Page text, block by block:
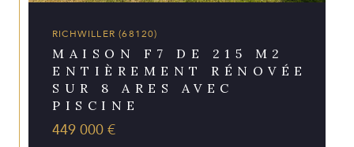
RICHWILLER (68120)
MAISON F7 DE 215 M2
ENTIÈREMENT RÉNOVÉE
SUR 8 ARES AVEC
PISCINE
449 000 €